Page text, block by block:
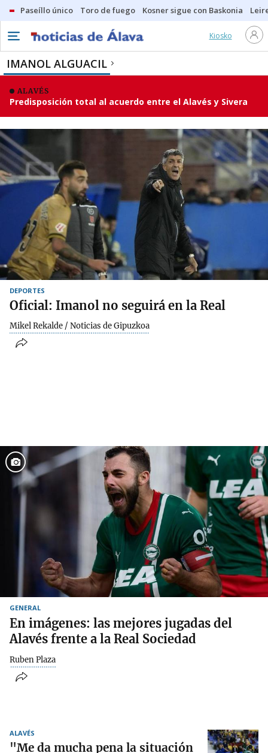
Paseíllo único Toro de fuego Kosner sigue con Baskonia
Kiosko
IMANOL ALGUACIL
ALAVÉS
Predisposición total al acuerdo entre el Alavés y Sivera
DEPORTES
Oficial: Imanol no seguirá en la Real
Mikel Rekalde / Noticias de Gipuzkoa
GENERAL
En imágenes: las mejores jugadas del
Alavés frente a la Real Sociedad
Ruben Plaza
ALAVÉS
"Me da mucha pena la situación